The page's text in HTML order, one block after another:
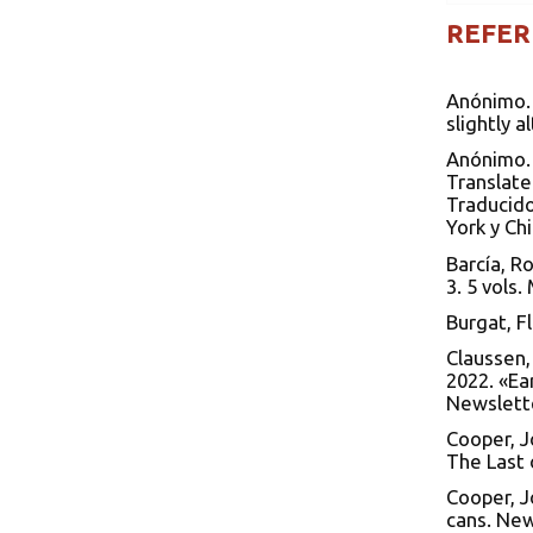
slightly
York y
Barcía,
3. 5
Burgat,
2022.
Cooper,
The Last
Cooper,
cans.